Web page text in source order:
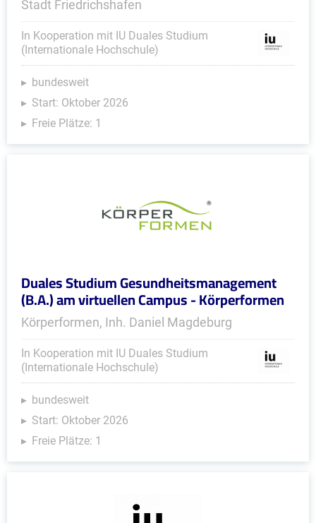
Stadt Friedrichshafen
In Kooperation mit IU Duales Studium
(Internationale Hochschule)
bundesweit
Start: Oktober 2026
Freie Plätze: 1
Duales Studium Gesundheitsmanagement
(B.A.) am virtuellen Campus - Körperformen
Körperformen, Inh. Daniel Magdeburg
In Kooperation mit IU Duales Studium
(Internationale Hochschule)
bundesweit
Start: Oktober 2026
Freie Plätze: 1